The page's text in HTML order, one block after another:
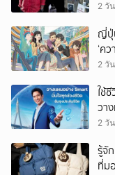
2 วั
ญี่ปุ่
‘ค
จีน
2 วั
ใช้
วา
2 วั
รู้จั
ที่ม